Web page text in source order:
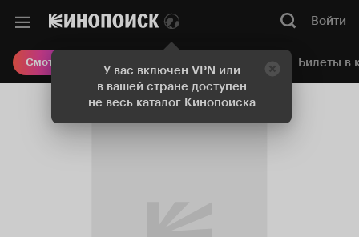
У вас включен VPN или
в вашей стране доступен
не весь каталог Кинопоиска
Войти
Смотреть кино Онлайн-кинотеатр Билеты в